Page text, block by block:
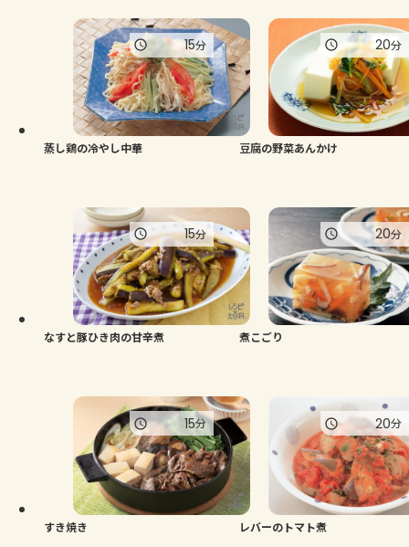
蒸し鶏の冷やし中華
15分
豆腐の野菜あんかけ
20分
なすと豚ひき肉の甘辛煮
15分
煮こごり
20分
すき焼き
15分
レバーのトマト煮
20分